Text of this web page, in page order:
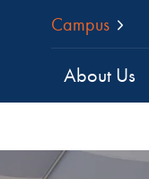
Campus
About Us